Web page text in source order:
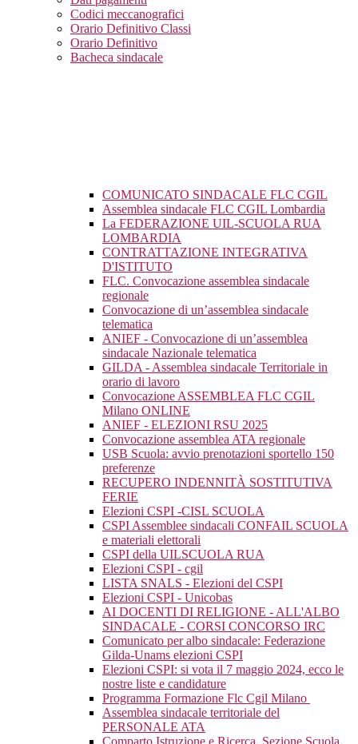
Codici meccanografici
Orario Definitivo Classi
Orario Definitivo
Bacheca sindacale
COMUNICATO SINDACALE FLC CGIL
Assemblea sindacale FLC CGIL Lombardia
La FEDERAZIONE UIL-SCUOLA RUA
LOMBARDIA
CONTRATTAZIONE INTEGRATIVA
D'ISTITUTO
FLC. Convocazione assemblea sindacale
regionale
Convocazione di un’assemblea sindacale
telematica
ANIEF - Convocazione di un’assemblea
sindacale Nazionale telematica
GILDA - Assemblea sindacale Territoriale in
orario di lavoro
Convocazione ASSEMBLEA FLC CGIL
Milano ONLINE
ANIEF - ELEZIONI RSU 2025
Convocazione assemblea ATA regionale
USB Scuola: avvio prenotazioni sportello 150
preferenze
RECUPERO INDENNITÀ SOSTITUTIVA
FERIE
Elezioni CSPI -CISL SCUOLA
CSPI Assemblee sindacali CONFAIL SCUOLA
e materiali elettorali
CSPI della UILSCUOLA RUA
Elezioni CSPI - cgil
LISTA SNALS - Elezioni del CSPI
Elezioni CSPI - Unicobas
AI DOCENTI DI RELIGIONE - ALL'ALBO
SINDACALE - CORSI CONCORSO IRC
Comunicato per albo sindacale: Federazione
Gilda-Unams elezioni CSPI
Elezioni CSPI: si vota il 7 maggio 2024, ecco le
nostre liste e candidature
Programma Formazione Flc Cgil Milano
Assemblea sindacale territoriale del
PERSONALE ATA